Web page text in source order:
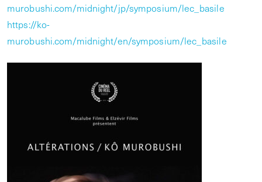
murobushi.com/midnight/jp/symposium/lec basile
https://ko-
murobushi.com/midnight/en/symposium/lec basile